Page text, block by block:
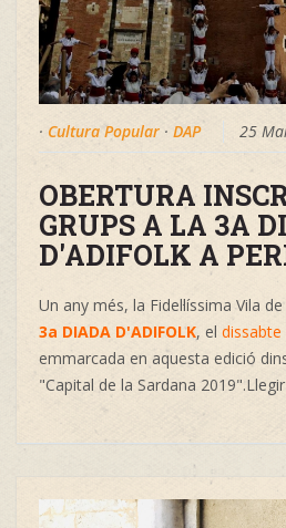
· Cultura Popular · DAP 25
OBERTURA
GRUPS A LA 3A
D'ADIFOLK A
Un any més, la Fidel·líssima Vila
3a DIADA D'ADIFOLK, el
emmarcada en aquesta edició
"Capital de la Sardana